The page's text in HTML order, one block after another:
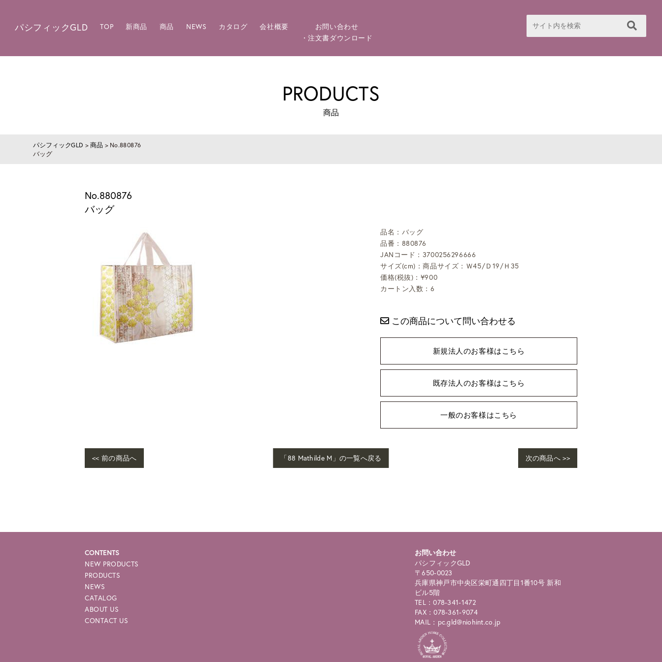
パシフィックGLD TOP 新商品 商品 NEWS カタログ 会社概要
お問い合わせ
・注文書ダウンロード
PRODUCTS
商品
パシフィックGLD >商品 > No.880876
バッグ
No.880876
バッグ
品名：バッグ
品番：880876
JANコード：3700256296666
サイズ(cm)：商品サイズ：Ｗ45/Ｄ19/Ｈ35
価格(税抜)：¥900
カートン入数：6
この商品について問い合わせる
新規法人のお客様はこちら
既存法人のお客様はこちら
一般のお客様はこちら
<< 前の商品へ 次の商品へ >>
「88 Mathilde M」の一覧へ戻る
CONTENTS
NEW PRODUCTS
PRODUCTS
NEWS
CATALOG
ABOUT US
CONTACT US
お問い合わせ
パシフィックGLD
〒650-0023
兵庫県神戸市中央区栄町通四丁目1番10号 新和
ビル5階
TEL：078-341-1472
FAX：078-361-9074
MAIL：pc.gld@niohint.co.jp